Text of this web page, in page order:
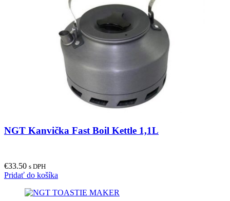
NGT Kanvička Fast Boil Kettle 1,1L
€33.50 s DPH
Pridať do košíka